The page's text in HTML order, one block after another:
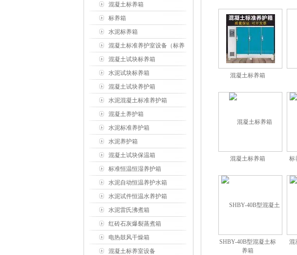
混凝土标养箱
标养箱
水泥标养箱
混凝土标准养护室设备（标养
室）
混凝土试块标养箱
水泥试块标养箱
混凝土试块养护箱
水泥混凝土标准养护箱
混凝土养护箱
水泥标准养护箱
水泥养护箱
混凝土试块保温箱
标准恒温恒湿养护箱
水泥自动恒温养护水箱
水泥试件恒温水养护箱
水泥雷氏沸煮箱
红砖石灰爆裂蒸煮箱
电热鼓风干燥箱
混凝土标养室设备
混凝土标养箱
混凝土标养箱 标
SHBY-40B型混凝土标
养箱
混